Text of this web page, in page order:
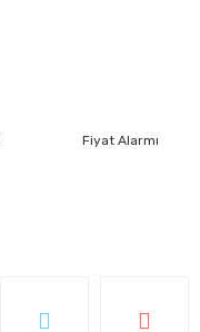
Fiyat Alarmı